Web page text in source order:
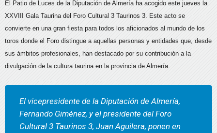
El Patio de Luces de la Diputación de Almería ha acogido este jueves la
XXVIII Gala Taurina del Foro Cultural 3 Taurinos 3. Este acto se
convierte en una gran fiesta para todos los aficionados al mundo de los
toros donde el Foro distingue a aquellas personas y entidades que, desde
sus ámbitos profesionales, han destacado por su contribución a la
divulgación de la cultura taurina en la provincia de Almería.
El vicepresidente de la Diputación de Almería,
Fernando Giménez, y el presidente del Foro
Cultural 3 Taurinos 3, Juan Aguilera, ponen en